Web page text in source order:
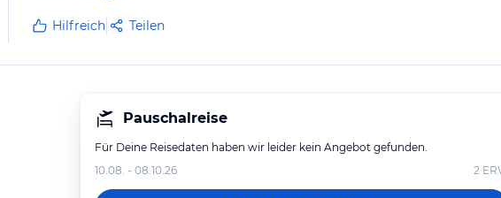
Hilfreich Teilen
Pauschalreise
Für Deine Reisedaten haben wir leider kein Angebot gefunden.
10.08. - 08.10.26
2